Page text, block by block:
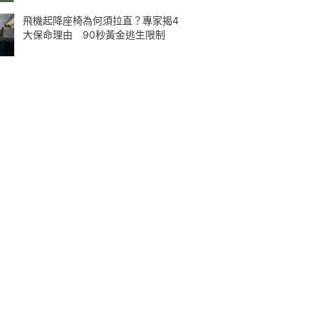
飛機起降座椅為何須拉直？專家揭4
大保命理由 90秒黃金逃生限制